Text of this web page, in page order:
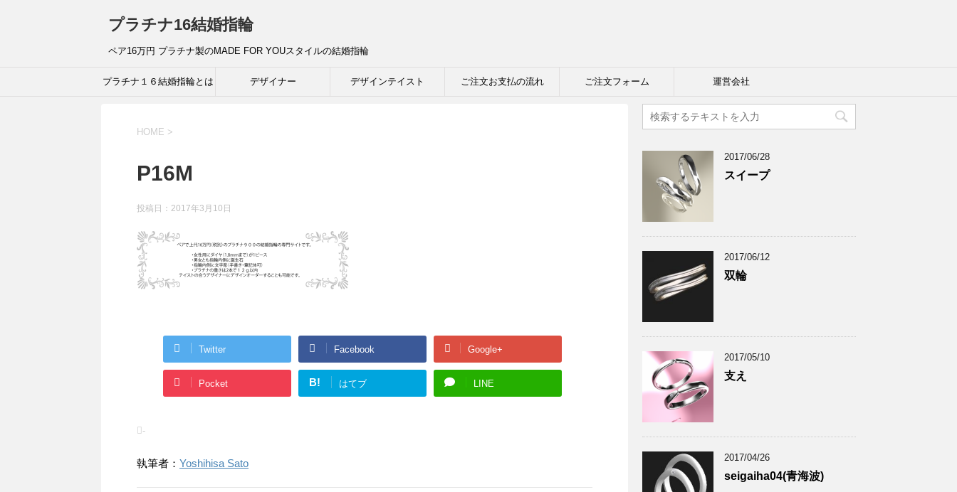
プラチナ16結婚指輪
ペア16万円 プラチナ製のMADE FOR YOUスタイルの結婚指輪
プラチナ１６結婚指輪とは デザイナー デザインテイスト ご注文お支払の流れ ご注文フォーム 運営会社
HOME >
P16M
投稿日： 2017年3月10日
Twitter Facebook Google+
Pocket B! はてブ LINE
-
執筆者： Yoshihisa Sato
2017/06/28
スイープ
2017/06/12
双輪
2017/05/10
支え
2017/04/26
seigaiha04(青海波)